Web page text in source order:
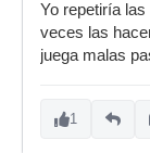
Yo repetiría
veces las
juega malas
1